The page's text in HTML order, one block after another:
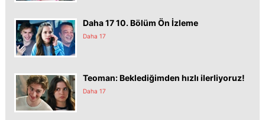
Daha 17 10. Bölüm Ön İzleme
Daha 17
Teoman: Beklediğimden hızlı ilerliyoruz!
Daha 17